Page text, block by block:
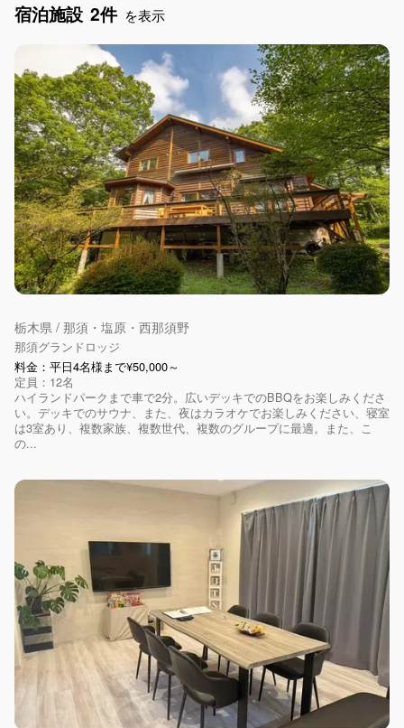
グランピング
お子さま歓迎
アメニティ
宿泊施設 2件 を表示
栃木県 / 那須・塩原・西那須野
那須グランドロッジ
料金：平日4名様まで¥50,000～
定員：12名
ハイランドパークまで車で2分。広いデッキでのBBQをお楽しみくださ
い。デッキでのサウナ、また、夜はカラオケでお楽しみください、寝室
は3室あり、複数家族、複数世代、複数のグループに最適。また、こ
の...